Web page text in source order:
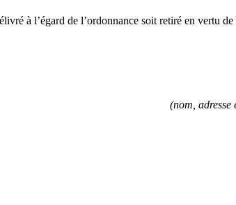
à l’égard de l’ordonnance soit retiré en vertu
(nom, adresse